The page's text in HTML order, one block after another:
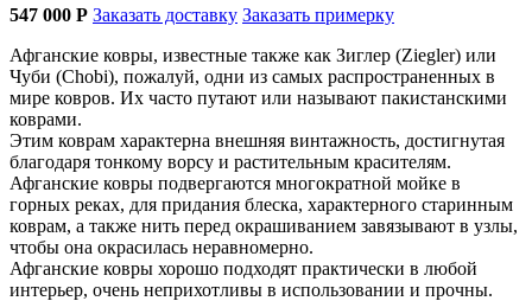
547 000 Р Заказать доставку Заказать примерку
Афганские ковры, известные также как Зиглер (Ziegler) или
Чуби (Chobi), пожалуй, одни из самых распространенных в
мире ковров. Их часто путают или называют пакистанскими
коврами.
Этим коврам характерна внешняя винтажность, достигнутая
благодаря тонкому ворсу и растительным красителям.
Афганские ковры подвергаются многократной мойке в
горных реках, для придания блеска, характерного старинным
коврам, а также нить перед окрашиванием завязывают в узлы,
чтобы она окрасилась неравномерно.
Афганские ковры хорошо подходят практически в любой
интерьер, очень неприхотливы в использовании и прочны.